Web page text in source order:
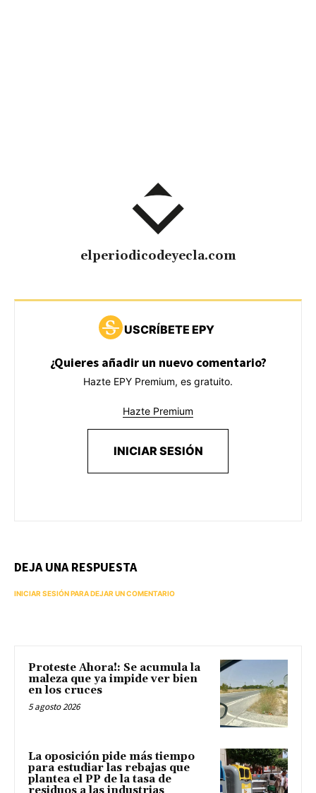
elperiodicodeyecla.com
USCRÍBETE EPY
¿Quieres añadir un nuevo comentario?
Hazte EPY Premium, es gratuito.
Hazte Premium
INICIAR SESIÓN
DEJA UNA RESPUESTA
INICIAR SESIÓN PARA DEJAR UN COMENTARIO
Proteste Ahora!: Se acumula la
maleza que ya impide ver bien
en los cruces
5 agosto 2026
La oposición pide más tiempo
para estudiar las rebajas que
plantea el PP de la tasa de